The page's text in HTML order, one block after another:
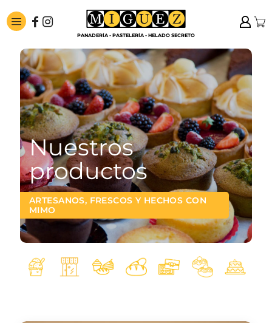
Nuestros
productos
ARTESANOS, FRESCOS Y HECHOS CON
MIMO